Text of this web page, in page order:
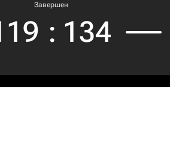
Завершен
: 134